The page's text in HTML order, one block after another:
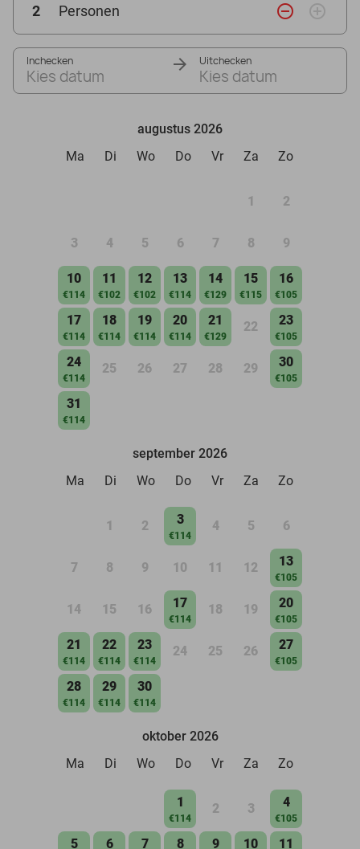
2 Personen remove_circle_outline add_circle_outline
Inchecken
Kies datum
Uitchecken
Kies datum
augustus 2026
Ma
Di Wo Do Vr Za Zo
1 2
3 4 5 6 7 8 9
10
€114
11
€102
12
€102
13
€114
14
€129
15
€115
16
€105
17
€114
18
€114
19
€114
20
€114
21
€129
22 23
€105
24
€114
25 26 27 28 29 30
€105
31
€114
september 2026
Ma
Di Wo Do Vr Za Zo
1 2 3
€114
4 5 6
7 8 9 10 11 12 13
€105
14 15 16 17
€114
18 19 20
€105
21
€114
22
€114
23
€114
24 25 26 27
€105
28
€114
29
€114
30
€114
oktober 2026
Ma
Di Wo Do Vr Za Zo
1
€114
2 3 4
€105
5 6 7 8 9 10 11